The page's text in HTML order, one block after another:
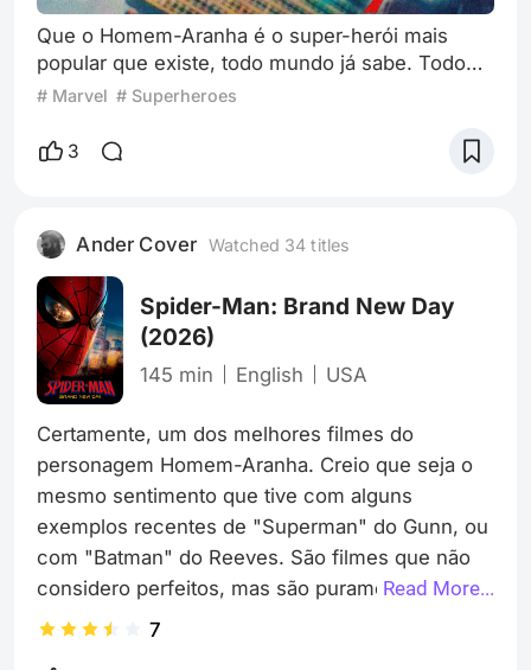
Que o Homem-Aranha é o super-herói mais
popular que existe, todo mundo já sabe. Todo
mundo sabe, inclusive, o motivo: um dos
que temos, com todos os seus problemas
gostar do cabeça de teia. Existem vários
desenhos de várias gerações para se encantar
com o universo
# Marvel # Superheroes
3
Ander Cover Watched 34 titles
Spider-Man: Brand New Day
(2026)
145 min English USA
Certamente, um dos melhores filmes do
personagem Homem-Aranha. Creio que seja o
mesmo sentimento que tive com alguns
exemplos recentes de "Superman" do Gunn, ou
com "Batman" do Reeves. São filmes que não
considero perfeitos, mas são puramente
respeitosos com a natureza de seus
Read More...
7